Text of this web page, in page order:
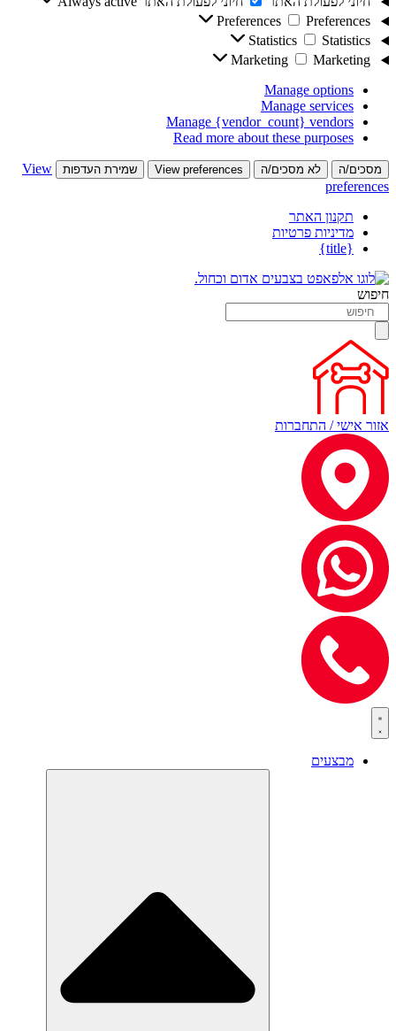
Preferences
Preferences
Statistics
Statistics
Marketing
Marketing
Manage options
Manage services
Manage {vendor_count} vendors
Read more about these purposes
מסכים/ה לא מסכים/ה View preferences שמירת העדפות
View
preferences
תקנון האתר
מדיניות פרטיות
{title}
חיפוש
אזור אישי / התחברות
מבצעים